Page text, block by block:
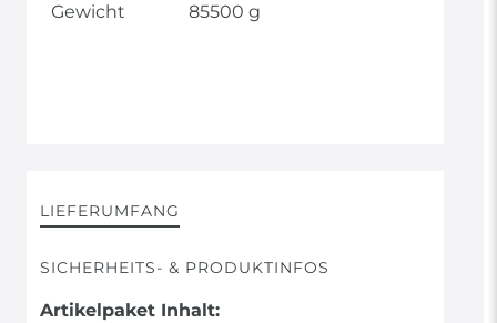
Gewicht 85500 g
LIEFERUMFANG
SICHERHEITS- & PRODUKTINFOS
Artikelpaket Inhalt: